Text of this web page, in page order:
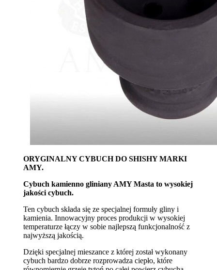
ORYGINALNY CYBUCH DO SHISHY MARKI
AMY.
Cybuch kamienno gliniany AMY Masta to wysokiej
jakości cybuch.
Ten cybuch składa się ze specjalnej formuły gliny i
kamienia. Innowacyjny proces produkcji w wysokiej
temperaturze łączy w sobie najlepszą funkcjonalność z
najwyższą jakością.
Dzięki specjalnej mieszance z której został wykonany
cybuch bardzo dobrze rozprowadza ciepło, które